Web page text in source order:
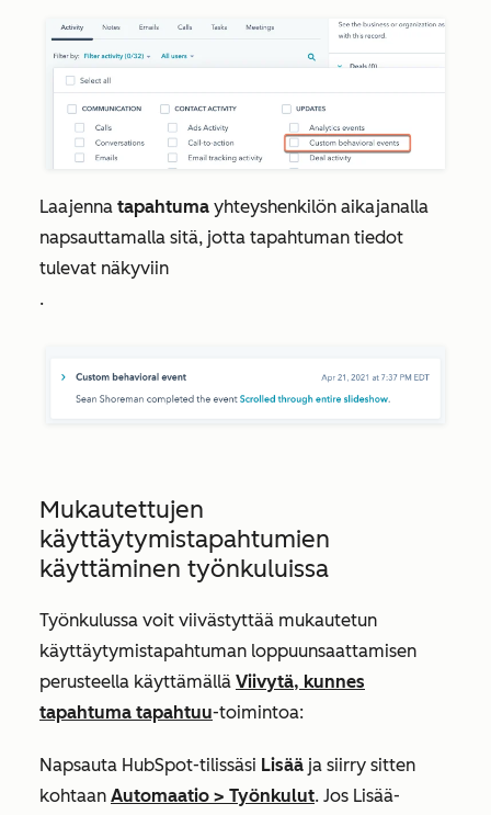
Laajenna tapahtuma yhteyshenkilön aikajanalla
napsauttamalla sitä, jotta tapahtuman tiedot
tulevat näkyviin
.
Mukautettujen
käyttäytymistapahtumien
käyttäminen työnkuluissa
Työnkulussa voit viivästyttää mukautetun
käyttäytymistapahtuman loppuunsaattamisen
perusteella käyttämällä Viivytä, kunnes
tapahtuma tapahtuu-toimintoa:
Napsauta HubSpot-tilissäsi Lisää ja siirry sitten
kohtaan Automaatio > Työnkulut. Jos Lisää-